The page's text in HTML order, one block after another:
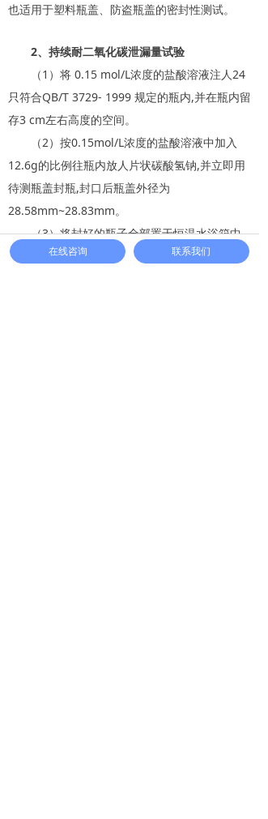
也适用于塑料瓶盖、防盗瓶盖的密封性测试。
2、持续耐二氧化碳泄漏量试验
（1）将 0.15 mol/L浓度的盐酸溶液注人24
只符合QB/T 3729- 1999 规定的瓶内,并在瓶内留
存3 cm左右高度的空间。
（2）按0.15mol/L浓度的盐酸溶液中加入
12.6g的比例往瓶内放人片状碳酸氢钠,并立即用
待测瓶盖封瓶,封口后瓶盖外径为
28.58mm~28.83mm。
（3）将封好的瓶子全部置于恒温水浴箱中,
经过温度62°C~68°C及时间30min的灭菌处理,并
在线咨询 联系我们